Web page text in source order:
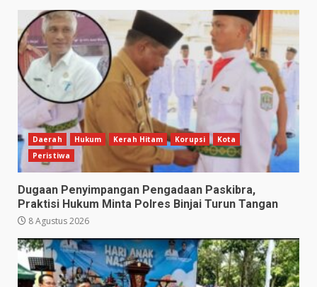
Daerah Hukum Kerah Hitam Korupsi
Kota
Peristiwa
Dugaan Penyimpangan Pengadaan Paskibra,
Praktisi Hukum Minta Polres Binjai Turun Tangan
8 Agustus 2026